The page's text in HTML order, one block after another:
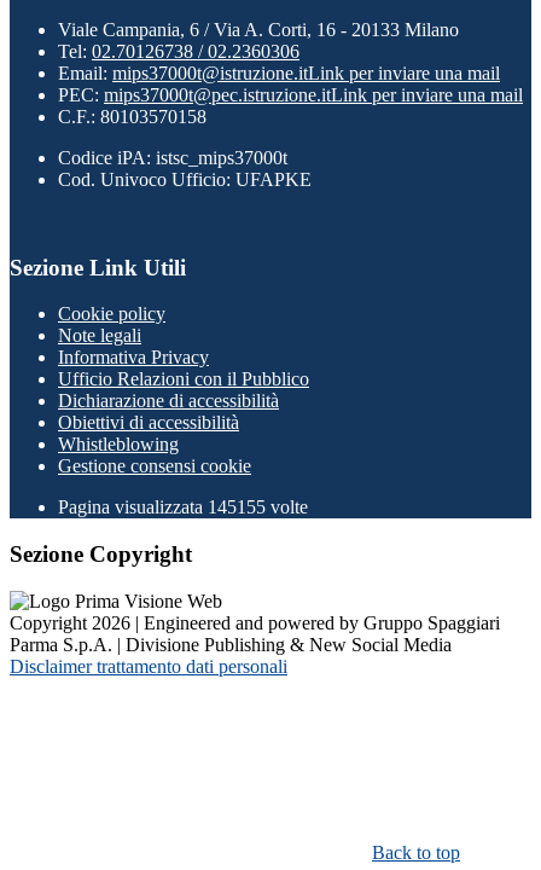
Viale Campania, 6 / Via A. Corti, 16 - 20133 Milano
Tel: 02.70126738 / 02.2360306
Email: mips37000t@istruzione.itLink per inviare una mail
PEC: mips37000t@pec.istruzione.itLink per inviare una mail
C.F.: 80103570158
Codice iPA: istsc_mips37000t
Cod. Univoco Ufficio: UFAPKE
Sezione Link Utili
Cookie policy
Note legali
Informativa Privacy
Ufficio Relazioni con il Pubblico
Dichiarazione di accessibilità
Obiettivi di accessibilità
Whistleblowing
Gestione consensi cookie
Pagina visualizzata 145155 volte
Sezione Copyright
Copyright 2026 | Engineered and powered by Gruppo Spaggiari
Parma S.p.A. | Divisione Publishing & New Social Media
Disclaimer trattamento dati personali
Back to top